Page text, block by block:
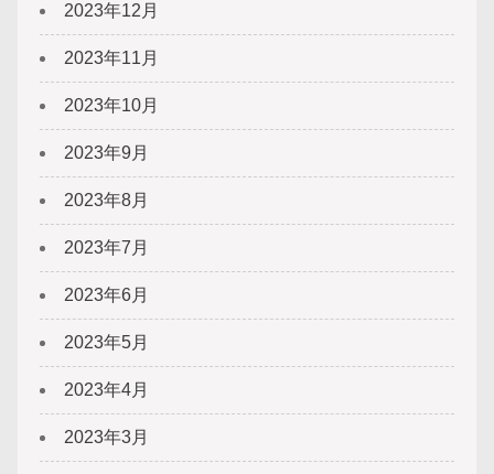
2023年12月
2023年11月
2023年10月
2023年9月
2023年8月
2023年7月
2023年6月
2023年5月
2023年4月
2023年3月